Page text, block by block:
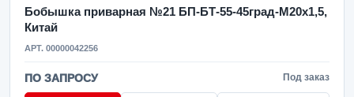
Бобышка приварная №21 БП-БТ-55-45град-М20х1,5,
Китай
АРТ. 00000042256
ПО ЗАПРОСУ Под заказ